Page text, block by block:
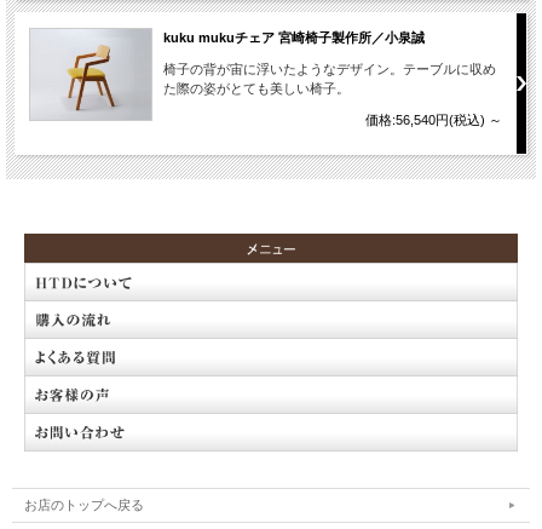
kuku mukuチェア 宮崎椅子製作所／小泉誠
椅子の背が宙に浮いたようなデザイン。テーブルに収め
た際の姿がとても美しい椅子。
価格:56,540円(税込) ～
お店のトップへ戻る